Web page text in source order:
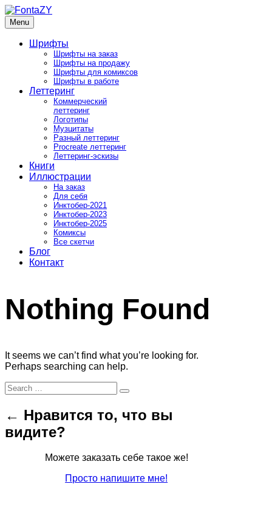
Skip
to
content
FontaZY
Fonts and pictures by Zakhar Yaschin
Menu
Шрифты
Шрифты на заказ
Шрифты на продажу
Шрифты для комиксов
Шрифты в работе
Леттеринг
Коммерческий
леттеринг
Логотипы
Музцитаты
Разный леттеринг
Procreate леттеринг
Леттеринг-эскизы
Книги
Иллюстрации
На заказ
Для себя
Инктобер-2021
Инктобер-2023
Инктобер-2025
Комиксы
Все скетчи
Блог
Контакт
Nothing Found
It seems we can’t find what you’re looking for.
Perhaps searching can help.
Search
for:
Search
← Нравится то, что вы
видите?
Можете заказать себе такое же!
Просто напишите мне!